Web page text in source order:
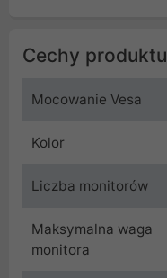
Cechy produktu
Mocowanie Vesa
Kolor
Liczba monitorów
Maksymalna waga
monitora